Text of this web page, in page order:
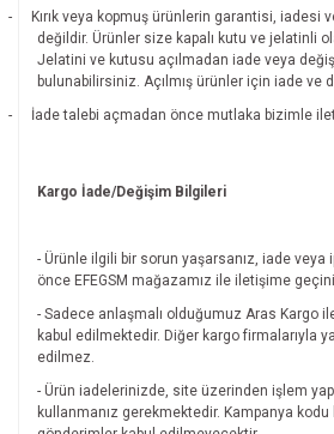
-
Kırık veya kopmuş ürünlerin garantisi, iadesi
değildir. Ürünler size kapalı kutu ve jelatinli
Jelatini ve kutusu açılmadan iade veya
bulunabilirsiniz. Açılmış ürünler için iade ve
-
İade talebi açmadan önce mutlaka bizimle
Kargo İade/Değişim Bilgileri
- Ürünle ilgili bir sorun yaşarsanız, iade veya
önce EFEGSM mağazamız ile iletişime
- Sadece anlaşmalı olduğumuz Aras Kargo
kabul edilmektedir. Diğer kargo firmalarıyla
edilmez.
- Ürün iadelerinizde, site üzerinden işlem
kullanmanız gerekmektedir. Kampanya kodu